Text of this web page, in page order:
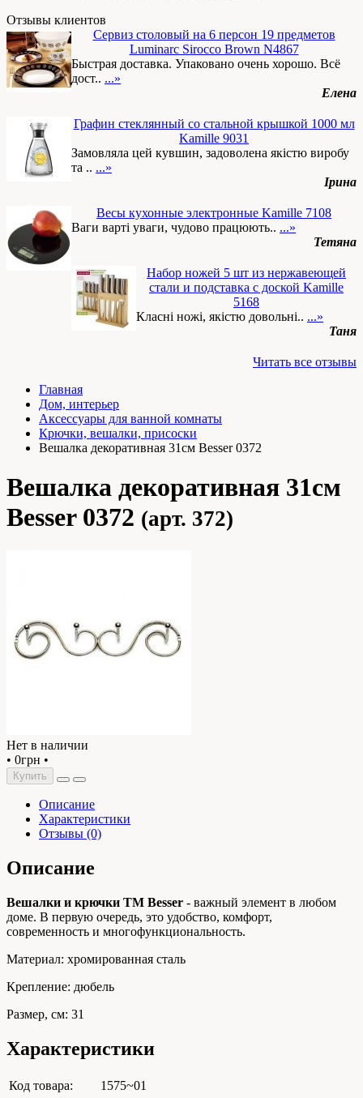
Отзывы клиентов
Сервиз столовый на 6 персон 19 предметов
Luminarc Sirocco Brown N4867
Быстрая доставка. Упаковано очень хорошо. Всё
дост.. ...»
Елена
Графин стеклянный со стальной крышкой 1000 мл
Kamille 9031
Замовляла цей кувшин, задоволена якістю виробу
та .. ...»
Ірина
Весы кухонные электронные Kamille 7108
Ваги варті уваги, чудово працюють.. ...»
Тетяна
Набор ножей 5 шт из нержавеющей
стали и подставка с доской Kamille
5168
Класні ножі, якістю довольні.. ...»
Таня
Читать все отзывы
Главная
Дом, интерьер
Аксессуары для ванной комнаты
Крючки, вешалки, присоски
Вешалка декоративная 31см Besser 0372
Вешалка декоративная 31см
Besser 0372 (арт. 372)
Нет в наличии
• 0грн •
Купить
Описание
Характеристики
Отзывы (0)
Описание
Вешалки и крючки ТМ Besser - важный элемент в любом
доме. В первую очередь, это удобство, комфорт,
современность и многофункциональность.
Материал: хромированная сталь
Крепление: дюбель
Размер, см: 31
Характеристики
Код товара:
1575~01